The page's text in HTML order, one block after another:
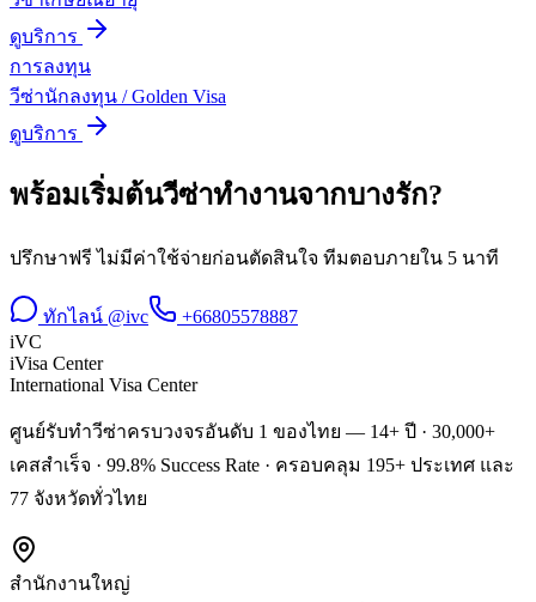
ดูบริการ
การลงทุน
วีซ่านักลงทุน / Golden Visa
ดูบริการ
พร้อมเริ่มต้นวีซ่าทำงานจากบางรัก?
ปรึกษาฟรี ไม่มีค่าใช้จ่ายก่อนตัดสินใจ ทีมตอบภายใน 5 นาที
ทักไลน์ @ivc
+66805578887
iVC
iVisa Center
International Visa Center
ศูนย์รับทำวีซ่าครบวงจรอันดับ 1 ของไทย — 14+ ปี · 30,000+
เคสสำเร็จ · 99.8% Success Rate · ครอบคลุม 195+ ประเทศ และ
77 จังหวัดทั่วไทย
สำนักงานใหญ่